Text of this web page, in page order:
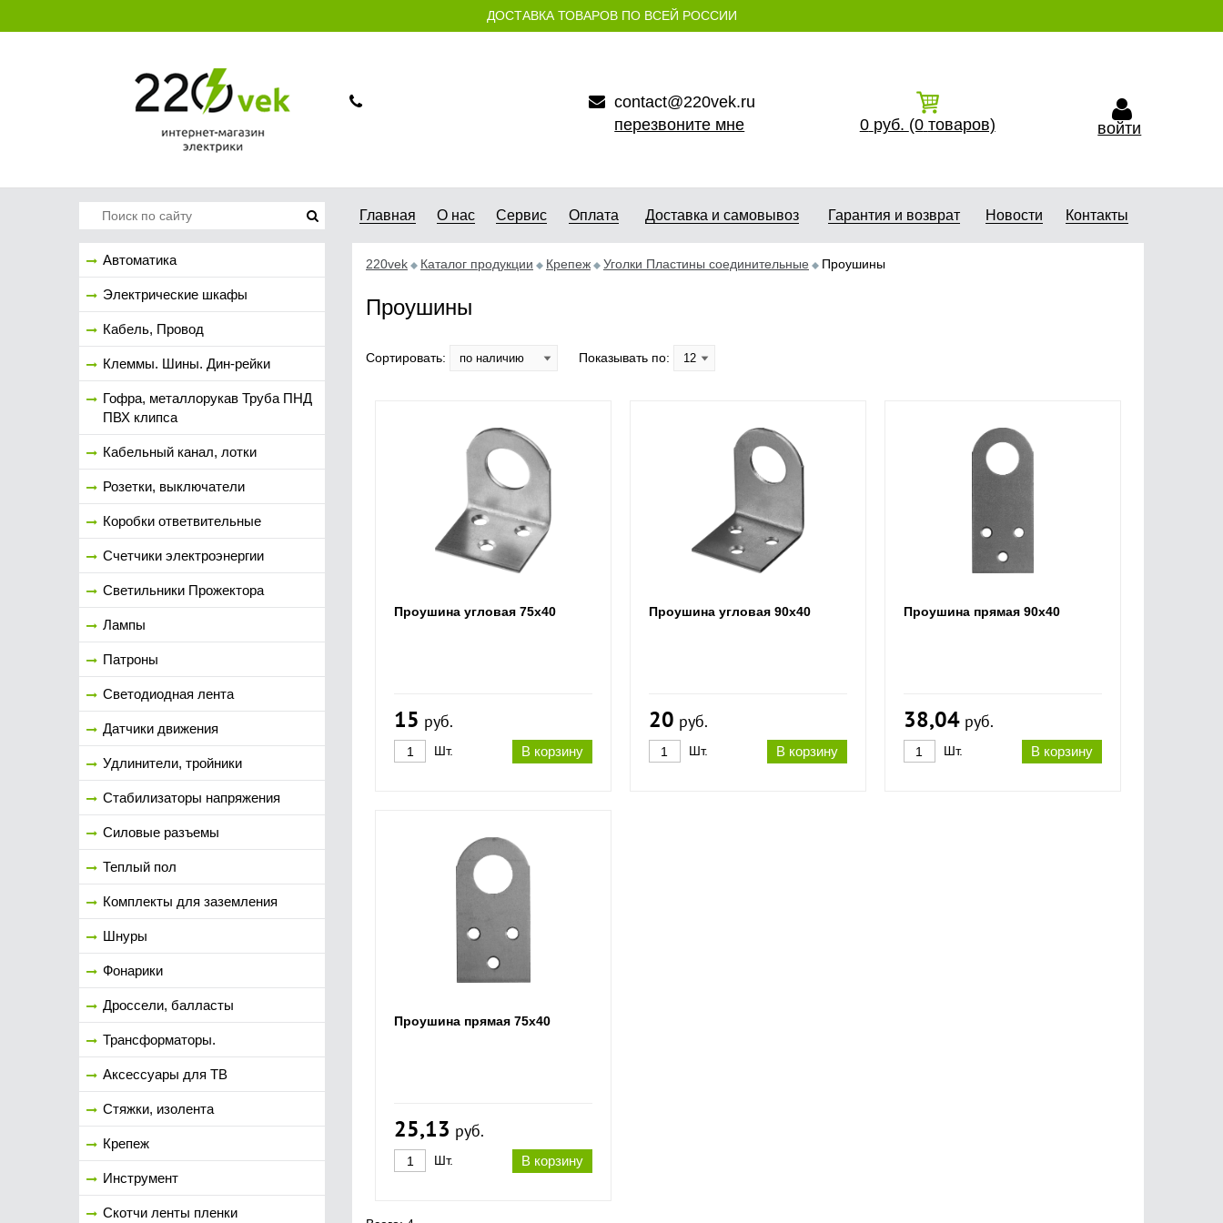
ДОСТАВКА ТОВАРОВ ПО ВСЕЙ РОССИИ
contact@220vek.ru
перезвоните мне
0 руб. (0 товаров) войти
Автоматика
Электрические шкафы
Кабель, Провод
Клеммы. Шины. Дин-рейки
Гофра, металлорукав Труба ПНД
ПВХ клипса
Кабельный канал, лотки
Розетки, выключатели
Коробки ответвительные
Счетчики электроэнергии
Светильники Прожектора
Лампы
Патроны
Светодиодная лента
Датчики движения
Удлинители, тройники
Стабилизаторы напряжения
Силовые разъемы
Теплый пол
Комплекты для заземления
Шнуры
Фонарики
Дроссели, балласты
Трансформаторы.
Аксессуары для ТВ
Стяжки, изолента
Крепеж
Инструмент
Скотчи ленты пленки
Главная О нас Сервис Оплата Доставка и самовывоз Гарантия и возврат Новости Контакты
220vek Каталог продукции Крепеж Уголки Пластины соединительные Проушины
Проушины
Сортировать: Показывать по:
Проушина угловая 75х40
15 руб.
В корзину
Шт.
Проушина угловая 90х40
20 руб.
В корзину
Шт.
Проушина прямая 90х40
38,04руб.
В корзину
Шт.
Проушина прямая 75х40
25,13 руб.
В корзину
Шт.